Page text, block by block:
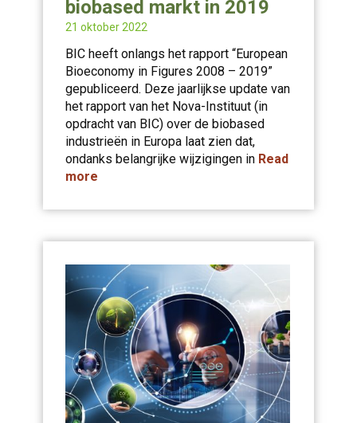
biobased markt in 2019
21 oktober 2022
BIC heeft onlangs het rapport “European
Bioeconomy in Figures 2008 – 2019”
gepubliceerd. Deze jaarlijkse update van
het rapport van het Nova-Instituut (in
opdracht van BIC) over de biobased
industrieën in Europa laat zien dat,
ondanks belangrijke wijzigingen in Read
more